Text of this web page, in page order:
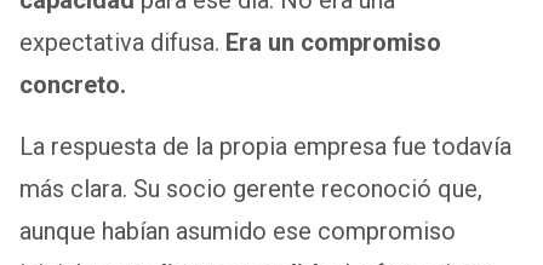
expectativa difusa. Era un compromiso
concreto.
La respuesta de la propia empresa fue todavía
más clara. Su socio gerente reconoció que,
aunque habían asumido ese compromiso